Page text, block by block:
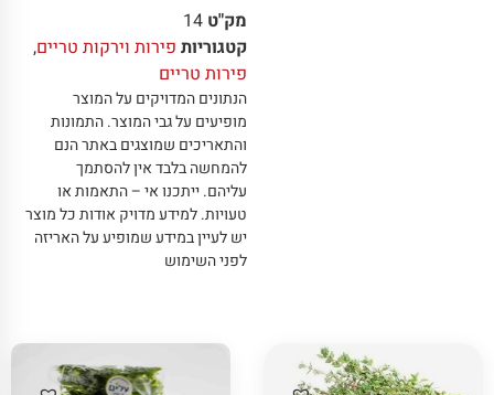
מק"ט 14
קטגוריות פירות וירקות טריים,
פירות טריים
הנתונים המדויקים על המוצר
מופיעים על גבי המוצר.התמונות
והתאריכים שמוצגים באתר הנם
להמחשה בלבד אין להסתמך
עליהם.ייתכנו אי – התאמות או
טעויות.למידע מדויק אודות כל מוצר
יש לעיין במידע שמופיע על האריזה
לפני השימוש